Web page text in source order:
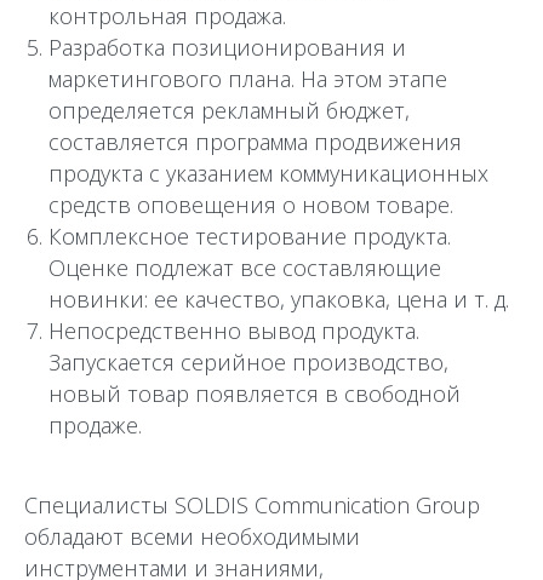
контрольная продажа.
Разработка позиционирования и
маркетингового плана. На этом этапе
определяется рекламный бюджет,
составляется программа продвижения
продукта с указанием коммуникационных
средств оповещения о новом товаре.
Комплексное тестирование продукта.
Оценке подлежат все составляющие
новинки: ее качество, упаковка, цена и т. д.
Непосредственно вывод продукта.
Запускается серийное производство,
новый товар появляется в свободной
продаже.
Специалисты SOLDIS Communication Group
обладают всеми необходимыми
инструментами и знаниями,